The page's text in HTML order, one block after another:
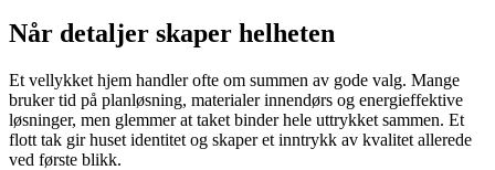
Når detaljer skaper helheten
Et vellykket hjem handler ofte om summen av gode valg. Mange
bruker tid på planløsning, materialer innendørs og energieffektive
løsninger, men glemmer at taket binder hele uttrykket sammen. Et
flott tak gir huset identitet og skaper et inntrykk av kvalitet allerede
ved første blikk.